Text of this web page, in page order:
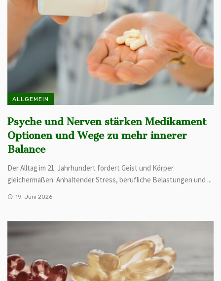
ALLGEMEIN
Psyche und Nerven stärken Medikament
Optionen und Wege zu mehr innerer
Balance
Der Alltag im 21. Jahrhundert fordert Geist und Körper
gleichermaßen. Anhaltender Stress, berufliche Belastungen und ...
19. Juni 2026